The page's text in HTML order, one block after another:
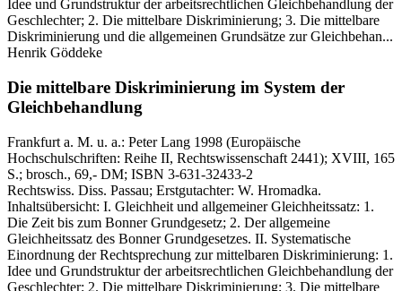
Idee und Grundstruktur der arbeitsrechtlichen Gleichbehandlung der
Geschlechter; 2. Die mittelbare Diskriminierung; 3. Die mittelbare
Diskriminierung und die allgemeinen Grundsätze zur Gleichbehan...
Henrik Göddeke
Die mittelbare Diskriminierung im System der
Gleichbehandlung
Frankfurt a. M. u. a.: Peter Lang 1998 (Europäische
Hochschulschriften: Reihe II, Rechtswissenschaft 2441); XVIII, 165
S.; brosch., 69,- DM; ISBN 3-631-32433-2
Rechtswiss. Diss. Passau; Erstgutachter: W. Hromadka.
Inhaltsübersicht: I. Gleichheit und allgemeiner Gleichheitssatz: 1.
Die Zeit bis zum Bonner Grundgesetz; 2. Der allgemeine
Gleichheitssatz des Bonner Grundgesetzes. II. Systematische
Einordnung der Rechtsprechung zur mittelbaren Diskriminierung: 1.
Idee und Grundstruktur der arbeitsrechtlichen Gleichbehandlung der
Geschlechter; 2. Die mittelbare Diskriminierung; 3. Die mittelbare